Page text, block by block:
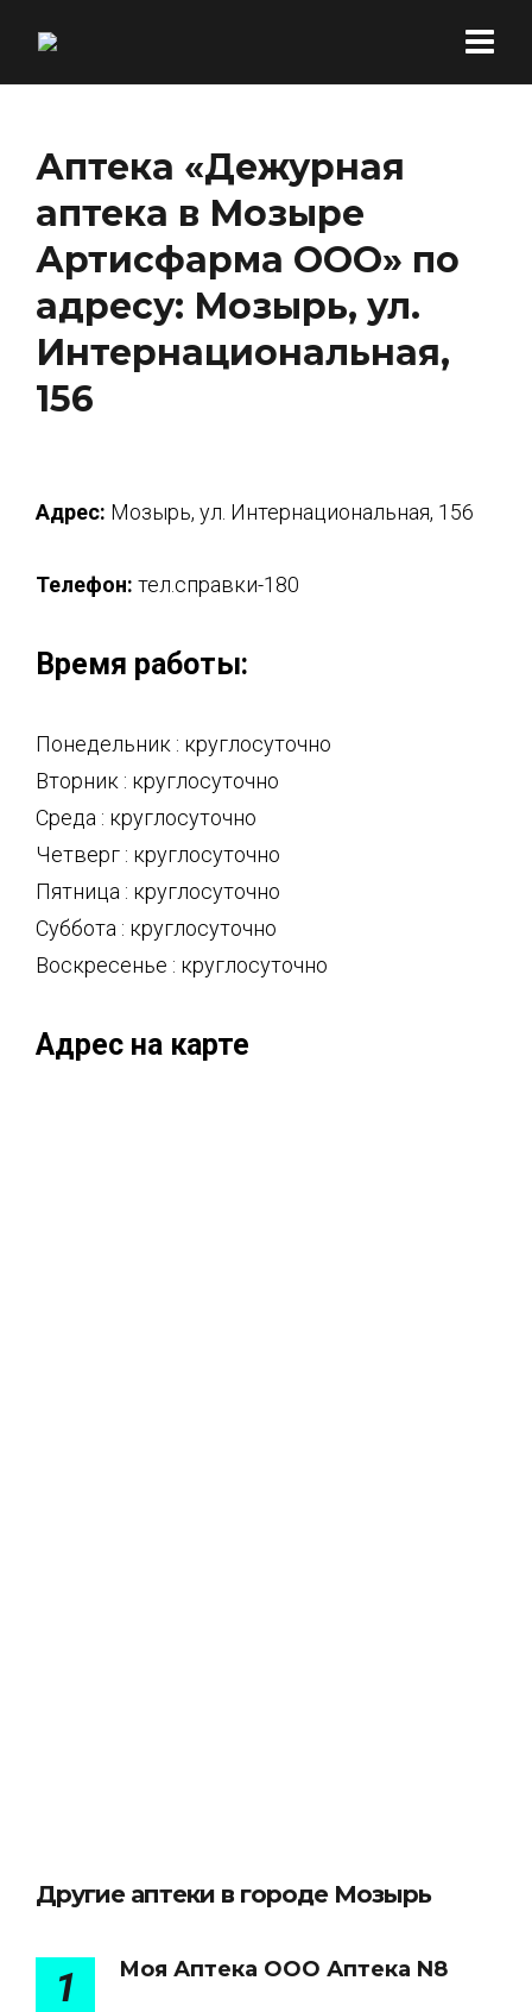
Аптека «Дежурная
аптека в Мозыре
Артисфарма ООО» по
адресу: Мозырь, ул.
Интернациональная,
156
Адрес: Мозырь, ул. Интернациональная, 156
Телефон: тел.справки-180
Время работы:
Понедельник : круглосуточно
Вторник : круглосуточно
Среда : круглосуточно
Четверг : круглосуточно
Пятница : круглосуточно
Суббота : круглосуточно
Воскресенье : круглосуточно
Адрес на карте
Другие аптеки в городе Мозырь
1 Моя Аптека ООО Аптека N8